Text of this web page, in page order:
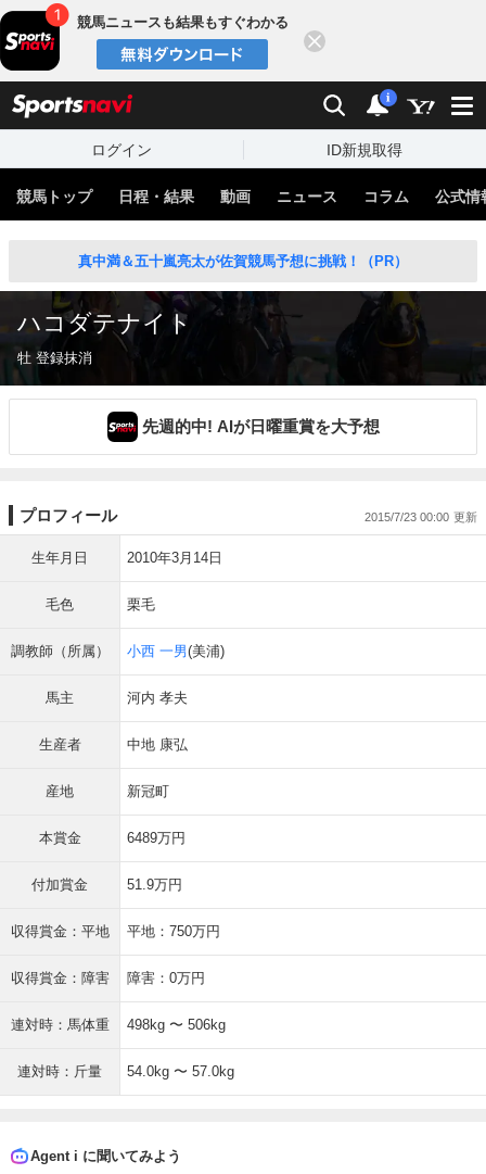
競馬ニュースも結果もすぐわかる
検索 通知
i
ログイン ID新規取得
競馬トップ 日程・結果 動画 ニュース コラム 公式情
真中満＆五十嵐亮太が佐賀競馬予想に挑戦！（PR）
ハコダテナイト
牡 登録抹消
先週的中! AIが日曜重賞を大予想
プロフィール 2015/7/23 00:00
生年月日 2010年3月14日
毛色 栗毛
調教師（所属） 小西 一男(美浦)
馬主 河内 孝夫
生産者 中地 康弘
産地 新冠町
本賞金 6489万円
付加賞金 51.9万円
収得賞金：平地 平地：750万円
収得賞金：障害 障害：0万円
連対時：馬体重 498kg 〜 506kg
連対時：斤量 54.0kg 〜 57.0kg
Agent i に聞いてみよう